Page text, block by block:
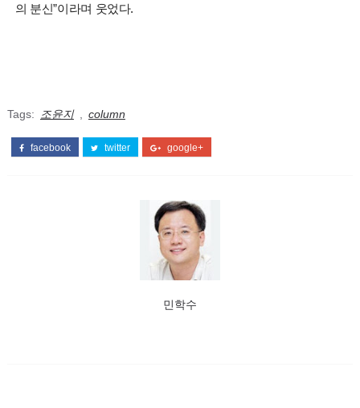
의 분신”이라며 웃었다.
Tags: 조윤지 column
facebook twitter google+
민학수